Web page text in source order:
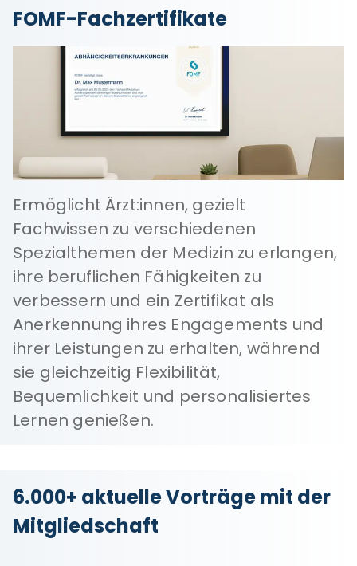
FOMF-Fachzertifikate
Ermöglicht Ärzt:innen, gezielt
Fachwissen zu verschiedenen
Spezialthemen der Medizin zu erlangen,
ihre beruflichen Fähigkeiten zu
verbessern und ein Zertifikat als
Anerkennung ihres Engagements und
ihrer Leistungen zu erhalten, während
sie gleichzeitig Flexibilität,
Bequemlichkeit und personalisiertes
Lernen genießen.
6.000+ aktuelle Vorträge mit der
Mitgliedschaft